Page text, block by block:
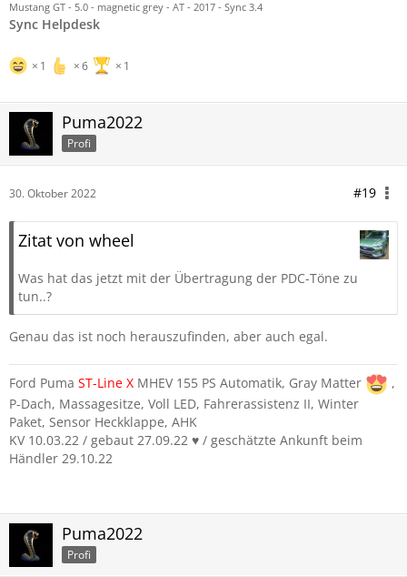
Mustang GT - 5.0 - magnetic grey - AT - 2017 - Sync 3.4
Sync Helpdesk
1 6 1
Puma2022
Profi
30. Oktober 2022 #19
Zitat von wheel
Was hat das jetzt mit der Übertragung der PDC-Töne zu
tun..?
Genau das ist noch herauszufinden, aber auch egal.
Ford Puma ST-Line X MHEV 155 PS Automatik, Gray Matter
,
P-Dach, Massagesitze, Voll LED, Fahrerassistenz II, Winter
Paket, Sensor Heckklappe, AHK
KV 10.03.22 / gebaut 27.09.22 ♥️ / geschätzte Ankunft beim
Händler 29.10.22
Puma2022
Profi